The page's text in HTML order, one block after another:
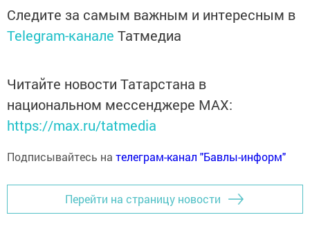
Следите за самым важным и интересным в
Telegram-канале Татмедиа
Читайте новости Татарстана в
национальном мессенджере MАХ:
https://max.ru/tatmedia
Подписывайтесь на телеграм-канал "Бавлы-информ"
Перейти на страницу новости